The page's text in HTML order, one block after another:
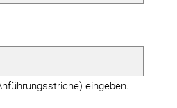
eingeben.